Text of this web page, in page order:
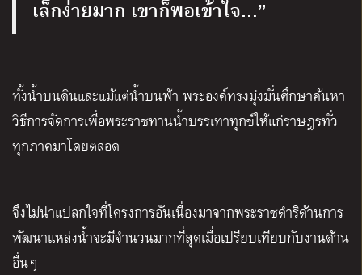
เล็กง่ายมาก เขาก็พอเข้าใจ…”
ทั้งน้ำบนดินและแม้แต่น้ำบนฟ้า พระองค์ทรงมุ่งมั่นศึกษาค้นหา
วิธีการจัดการเพื่อพระราชทานน้ำบรรเทาทุกข์ให้แก่ราษฎรทั่ว
ทุกภาคมาโดยตลอด
จึงไม่น่าแปลกใจที่โครงการอันเนื่องมาจากพระราชดำริด้านการ
พัฒนาแหล่งน้ำจะมีจำนวนมากที่สุดเมื่อเปรียบเทียบกับงานด้าน
อื่นๆ